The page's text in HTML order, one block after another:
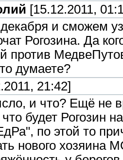
[15.12.2011,
и сможем
Рогозина. Да
против
думаете?
21:42]
и что? Ещё не
будет Рогозин
по этой то
нового хозяина